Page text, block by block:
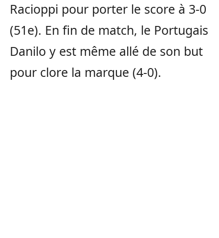
Racioppi pour porter le score à 3-0
(51e). En fin de match, le Portugais
Danilo y est même allé de son but
pour clore la marque (4-0).